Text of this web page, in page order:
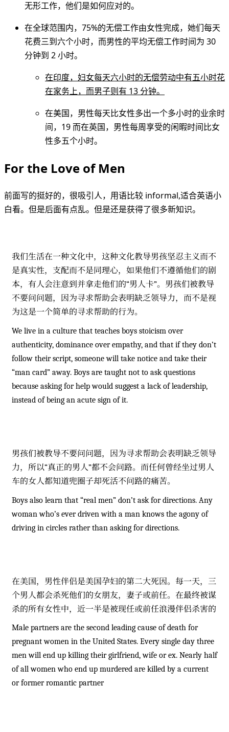
无形工作，他们是如何应对的。
在全球范围内，75%的无偿工作由女性完成，她们每天
花费三到六个小时，而男性的平均无偿工作时间为 30
分钟到 2 小时。
在印度，妇女每天六小时的无偿劳动中有五小时花
在家务上，而男子则有 13 分钟。
在美国，男性每天比女性多出一个多小时的业余时
间，19 而在英国，男性每周享受的闲暇时间比女
性多五个小时。
For the Love of Men
前面写的挺好的，很吸引人，用语比较 informal,适合英语小
白看。但是后面有点乱。但是还是获得了很多新知识。
我们生活在一种文化中，这种文化教导男孩坚忍主义而不
是真实性，支配而不是同理心，如果他们不遵循他们的剧
本，有人会注意到并拿走他们的“男人卡”。男孩们被教导
不要问问题，因为寻求帮助会表明缺乏领导力，而不是视
为这是一个简单的寻求帮助的行为。
We live in a culture that teaches boys stoicism over
authenticity, dominance over empathy, and that if they don’t
follow their script, someone will take notice and take their
“man card” away. Boys are taught not to ask questions
because asking for help would suggest a lack of leadership,
instead of being an acute sign of it.
男孩们被教导不要问问题，因为寻求帮助会表明缺乏领导
力，所以“真正的男人”都不会问路。而任何曾经坐过男人
车的女人都知道兜圈子却死活不问路的痛苦。
Boys also learn that “real men” don’t ask for directions. Any
woman who’s ever driven with a man knows the agony of
driving in circles rather than asking for directions.
在美国，男性伴侣是美国孕妇的第二大死因。每一天，三
个男人都会杀死他们的女朋友，妻子或前任。在最终被谋
杀的所有女性中，近一半是被现任或前任浪漫伴侣杀害的
Male partners are the second leading cause of death for
pregnant women in the United States. Every single day three
men will end up killing their girlfriend, wife or ex. Nearly half
of all women who end up murdered are killed by a current
or former romantic partner